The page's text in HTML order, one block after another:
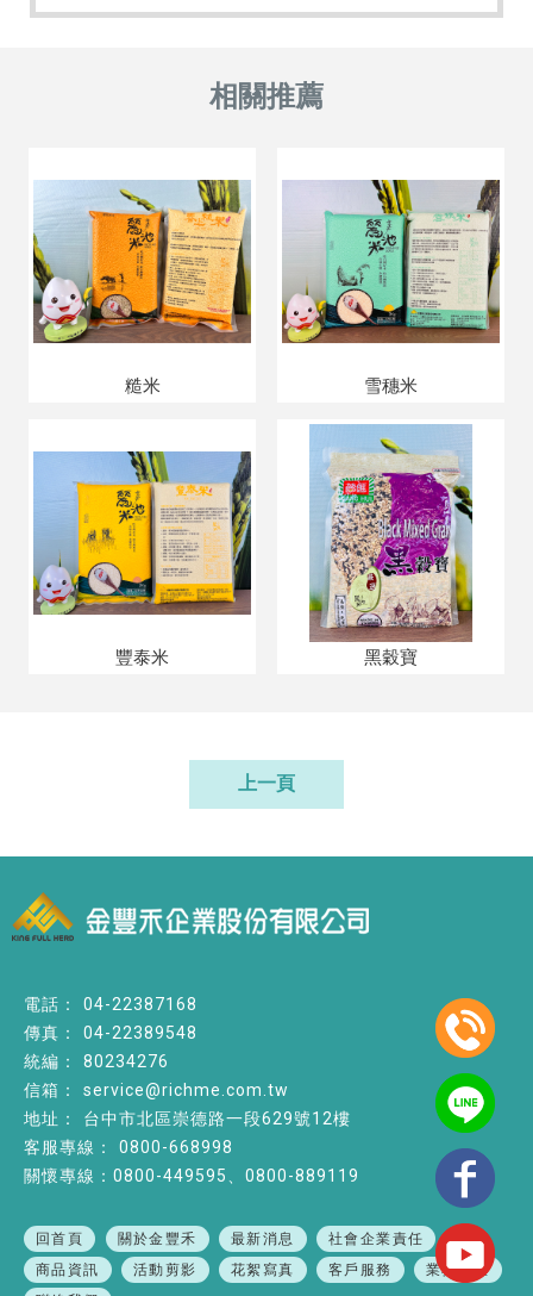
糙米 雪穗米
豐泰米 黑穀寶
上一頁
04-22387168
04-22389548
80234276
service@richme.com.tw
台中市北區崇德路一段629號12樓
0800-668998
關懷專線：0800-449595、0800-889119
回首頁 關於金豐禾 最新消息
社會企業責任
商品資訊
活動剪影 花絮寫真 客戶服務
業務專區